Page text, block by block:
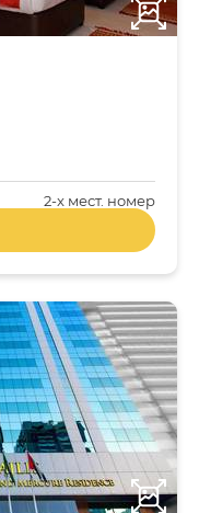
2-x мест. номер